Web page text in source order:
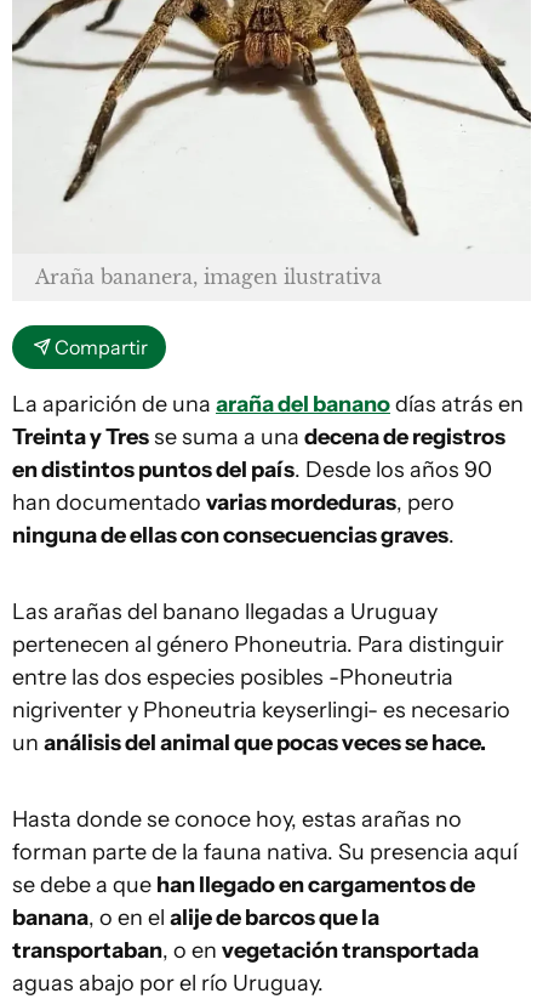
Araña bananera, imagen ilustrativa
Compartir
La aparición de una araña del bananodías atrás en
Treinta y Tresse suma a una decena de registros
en distintos puntos del país. Desde los años 90
han documentado varias mordeduras, pero
ninguna de ellas con consecuencias graves.
Las arañas del banano llegadas a Uruguay
pertenecen al género Phoneutria. Para distinguir
entre las dos especies posibles -Phoneutria
nigriventer y Phoneutria keyserlingi- es necesario
un análisis del animal que pocas veces se hace.
Hasta donde se conoce hoy, estas arañas no
forman parte de la fauna nativa. Su presencia aquí
se debe a que han llegado en cargamentos de
banana, o en el alije de barcos que la
transportaban, o en vegetación transportada
aguas abajo por el río Uruguay.